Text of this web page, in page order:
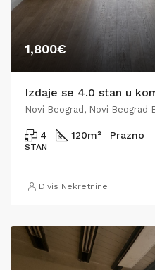
1,800€
Izdaje se 4.0 stan u
Novi Beograd, Novi Beograd
4 120m² Prazno
STAN
Divis Nekretnine